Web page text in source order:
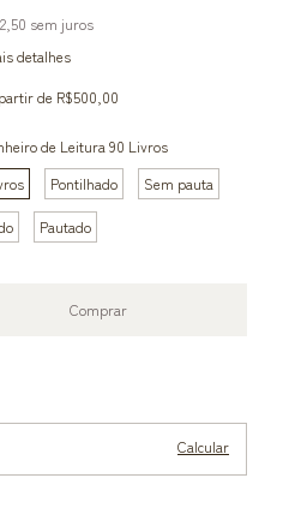
sem juros
detalhes
de R$500,00
de Leitura 90 Livros
Pontilhado Sem pauta
Pautado
Calcular